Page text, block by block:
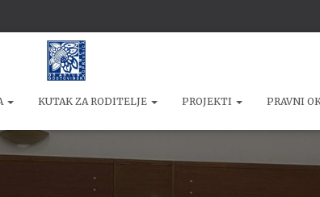
KUTAK ZA RODITELJE PROJEKTI PRAVNI